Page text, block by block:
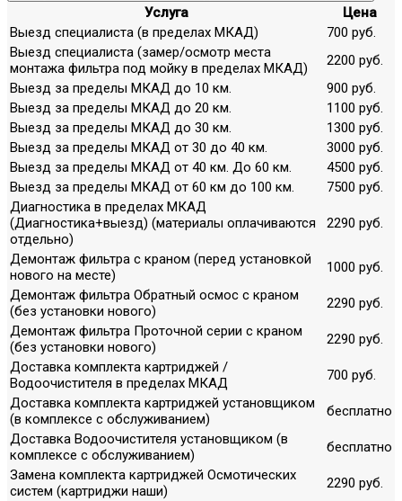
Услуга
Цена
Выезд специалиста (в пределах МКАД)
700 руб.
Выезд специалиста (замер/осмотр места
монтажа фильтра под мойку в пределах МКАД)
2200 руб.
Выезд за пределы МКАД до 10 км.
900 руб.
Выезд за пределы МКАД до 20 км.
1100 руб.
Выезд за пределы МКАД до 30 км.
1300 руб.
Выезд за пределы МКАД от 30 до 40 км.
3000 руб.
Выезд за пределы МКАД от 40 км. До 60 км.
4500 руб.
Выезд за пределы МКАД от 60 км до 100 км.
7500 руб.
Диагностика в пределах МКАД
(Диагностика+выезд) (материалы оплачиваются
отдельно)
2290 руб.
Демонтаж фильтра с краном (перед установкой
нового на месте)
1000 руб.
Демонтаж фильтра Обратный осмос с краном
(без установки нового)
2290 руб.
Демонтаж фильтра Проточной серии с краном
(без установки нового)
2290 руб.
Доставка комплекта картриджей /
Водоочистителя в пределах МКАД
700 руб.
Доставка комплекта картриджей установщиком
(в комплексе с обслуживанием)
бесплатно
Доставка Водоочистителя установщиком (в
комплексе с обслуживанием)
бесплатно
Замена комплекта картриджей Осмотических
систем (картриджи наши)
2290 руб.